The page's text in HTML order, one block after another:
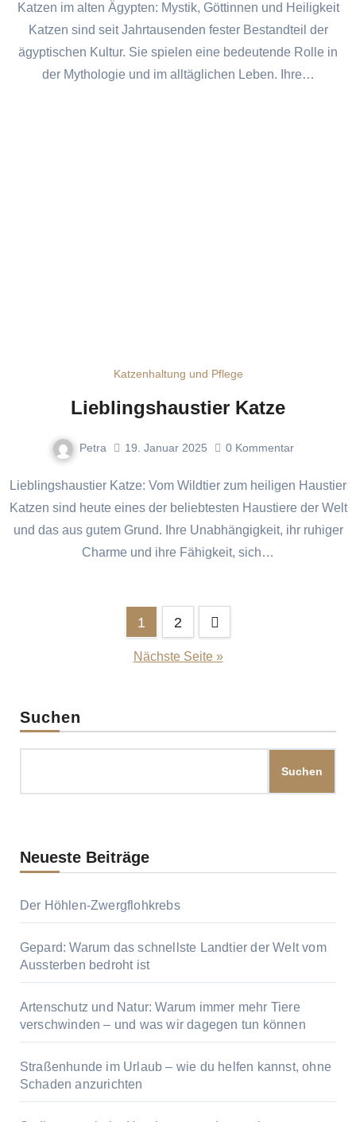
Katzen im alten Ägypten: Mystik, Göttinnen und Heiligkeit
Katzen sind seit Jahrtausenden fester Bestandteil der
ägyptischen Kultur. Sie spielen eine bedeutende Rolle in
der Mythologie und im alltäglichen Leben. Ihre…
Katzenhaltung und Pflege
Lieblingshaustier Katze
Petra 19. Januar 2025 0 Kommentar
Lieblingshaustier Katze: Vom Wildtier zum heiligen Haustier
Katzen sind heute eines der beliebtesten Haustiere der Welt
und das aus gutem Grund. Ihre Unabhängigkeit, ihr ruhiger
Charme und ihre Fähigkeit, sich…
Seitennummerierung
1 2
Nächste Seite »
Suchen
Suchen
Neueste Beiträge
Der Höhlen-Zwergflohkrebs
Gepard: Warum das schnellste Landtier der Welt vom
Aussterben bedroht ist
Artenschutz und Natur: Warum immer mehr Tiere
verschwinden – und was wir dagegen tun können
Straßenhunde im Urlaub – wie du helfen kannst, ohne
Schaden anzurichten